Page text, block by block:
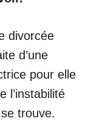
divorcée
d’une
pour elle
l’instabilité
trouve.